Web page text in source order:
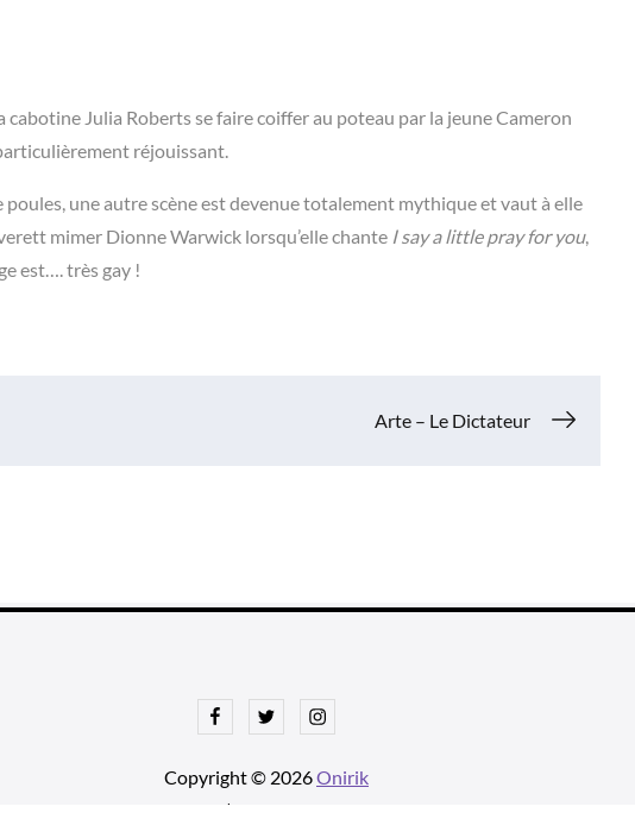
Julia Roberts se faire coiffer au poteau par la jeune Cameron
réjouissant.
une autre scène est devenue totalement mythique et vaut à elle
mimer Dionne Warwick lorsqu’elle chante I say a little pray for you,
est…. très gay !
Arte – Le Dictateur
FacebookTwitterInstagram
Copyright © 2026Onirik
| Ajustements par